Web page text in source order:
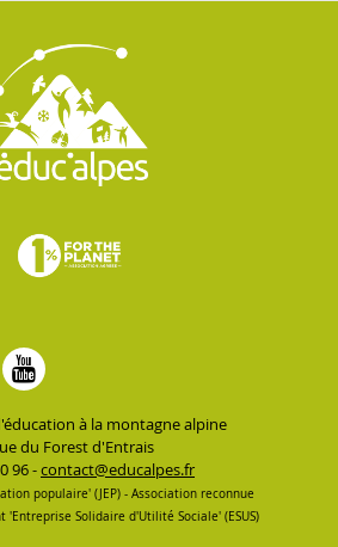
à la montagne alpine
du Forest d'Entrais
96 -contact@educalpes.fr
populaire' (JEP) - Association reconnue
'Entreprise Solidaire d'Utilité Sociale' (ESUS)